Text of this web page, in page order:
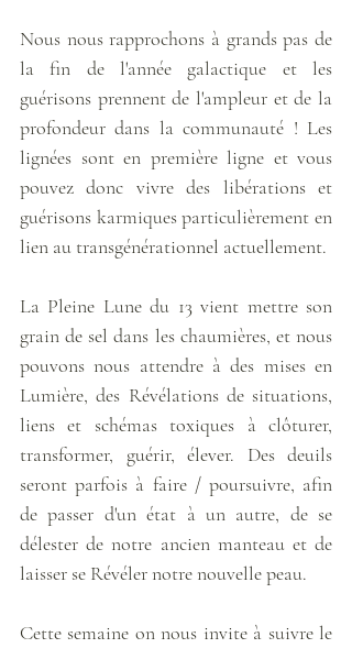
Nous nous rapprochons à grands pas de
la fin de l'année galactique et les
guérisons prennent de l'ampleur et de la
profondeur dans la communauté ! Les
lignées sont en première ligne et vous
pouvez donc vivre des libérations et
guérisons karmiques particulièrement en
lien au transgénérationnel actuellement.
La Pleine Lune du 13 vient mettre son
grain de sel dans les chaumières, et nous
pouvons nous attendre à des mises en
Lumière, des Révélations de situations,
liens et schémas toxiques à clôturer,
transformer, guérir, élever. Des deuils
seront parfois à faire / poursuivre, afin
de passer d'un état à un autre, de se
délester de notre ancien manteau et de
laisser se Révéler notre nouvelle peau.
Cette semaine on nous invite à suivre le